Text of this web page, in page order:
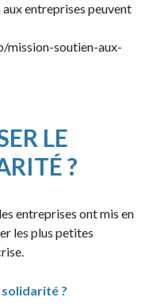
entreprises peuvent
mission-soutien-aux-
LE
?
entreprises ont mis en
les plus petites
?